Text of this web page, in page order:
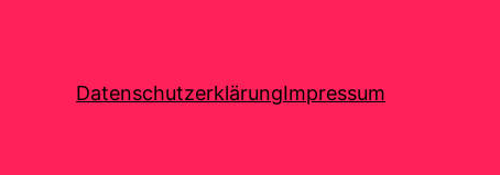
DatenschutzerklärungImpressum